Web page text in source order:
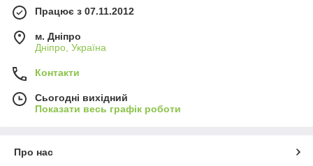
Працює з 07.11.2012
м. Дніпро
Дніпро, Україна
Контакти
Сьогодні вихідний
Показати весь графік роботи
Про нас